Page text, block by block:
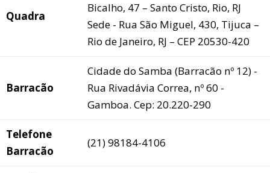
Quadra
Bicalho, 47 – Santo Cristo, Rio, RJ
Sede - Rua São Miguel, 430, Tijuca –
Rio de Janeiro, RJ – CEP 20530-420
Barracão
Cidade do Samba (Barracão nº 12) -
Rua Rivadávia Correa, nº 60 -
Gamboa. Cep: 20.220-290
Telefone
Barracão
(21) 98184-4106